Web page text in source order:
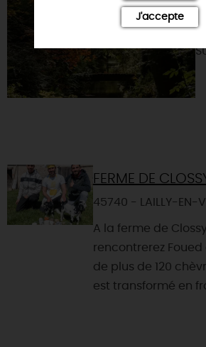
FERME DE
45740 - LAILLY-EN-
A la ferme de
rencontrerez
de plus de 120
est transformé en
J'accepte